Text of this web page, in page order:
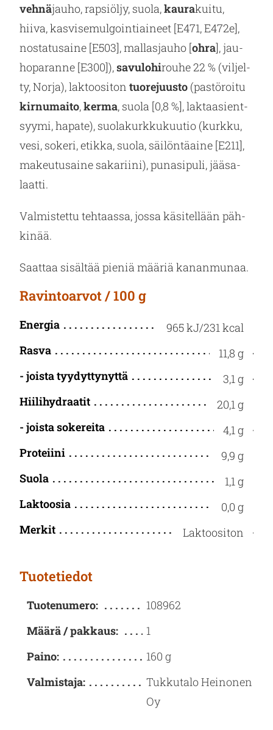
vehnäjauho, rap­siöl­jy, suola,kaurakuitu,
hiiva, kas­vi­se­mul­goin­tiai­neet [E471, E472e],
nos­ta­tusai­ne [E503], mal­las­jau­ho [ohra], jau­
ho­pa­ran­ne [E300]),sa­vu­lo­hirouhe 22 % (vil­jel­
ty, Norja), lak­too­si­tontuo­re­juus­to (pas­tö­roi­tu
kir­nu­mai­to,kerma, suola [0,8 %], lak­taa­sient­
syy­mi, ha­pa­te), suo­la­kurk­ku­kuu­tio (kurk­ku,
vesi, so­ke­ri, etik­ka, suola, säi­lön­tä­ai­ne [E211],
ma­keu­tusai­ne sa­ka­rii­ni), pu­na­si­pu­li, jää­sa­
laat­ti.
Val­mis­tet­tu teh­taas­sa, jossa kä­si­tel­lään päh­
ki­nää.
Saat­taa si­säl­tää pie­niä mää­riä ka­nan­mu­naa.
Ravintoarvot / 100 g
Energia
965 kJ/231 kcal
Rasva
11,8 g
- joista tyydyttynyttä
3,1 g
Hiilihydraatit
20,1 g
- joista sokereita
4,1 g
Proteiini
9,9 g
Suola
1,1 g
Laktoosia
0,0 g
Merkit
Laktoositon
Tuotetiedot
Tuotenumero:
108962
Määrä / pakkaus:
1
Paino:
160 g
Valmistaja:
Tukkutalo Heinonen
Oy